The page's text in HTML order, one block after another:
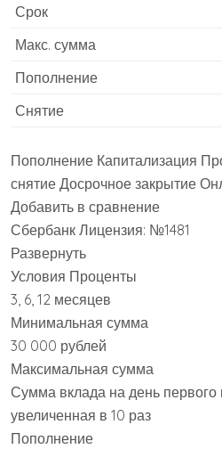
Срок
Макс. сумма
Пополнение
Снятие
Пополнение Капитализация
снятие Досрочное закрытие
Добавить в сравнение
Сбербанк Лицензия: №1481
Развернуть
Условия Проценты
3, 6, 12 месяцев
Минимальная сумма
30 000 рублей
Максимальная сумма
Сумма вклада на день первого
увеличенная в 10 раз
Пополнение